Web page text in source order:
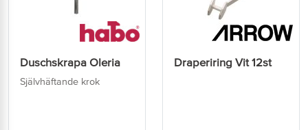
Duschskrapa Oleria
Självhäftande krok
Draperiring Vit 12st